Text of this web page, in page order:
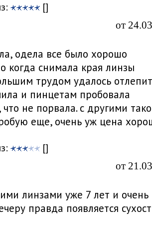
[]
от
одела все было хорошо
когда снимала края линзы
трудом удалось
и пинцетам пробовала
не порвала. с другими
еще, очень уж цена
[]
от
линзами уже 7 лет и
правда появляется